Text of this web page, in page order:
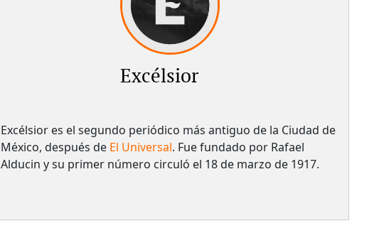
Excélsior
Excélsior es el segundo periódico más antiguo de la Ciudad de
México, después de El Universal. Fue fundado por Rafael
Alducin y su primer número circuló el 18 de marzo de 1917.